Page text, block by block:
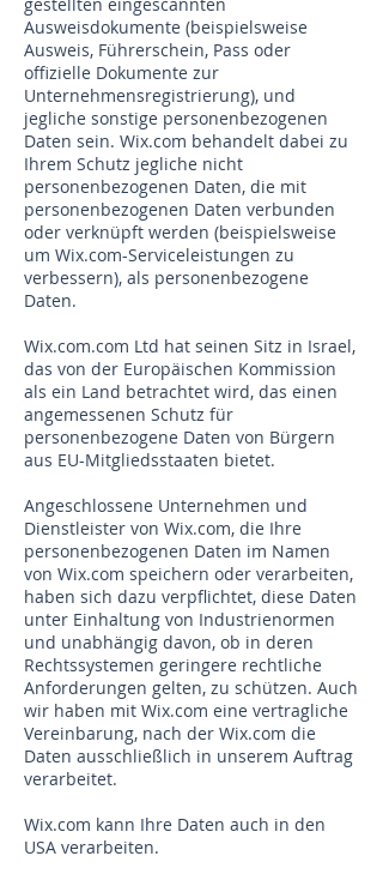
Ausweisdokumente (beispielsweise
Ausweis, Führerschein, Pass oder
offizielle Dokumente zur
Unternehmensregistrierung), und
jegliche sonstige personenbezogenen
Daten sein. Wix.com behandelt dabei zu
Ihrem Schutz jegliche nicht
personenbezogenen Daten, die mit
personenbezogenen Daten verbunden
oder verknüpft werden (beispielsweise
um Wix.com-Serviceleistungen zu
verbessern), als personenbezogene
Daten.
Wix.com.com Ltd hat seinen Sitz in Israel,
das von der Europäischen Kommission
als ein Land betrachtet wird, das einen
angemessenen Schutz für
personenbezogene Daten von Bürgern
aus EU-Mitgliedsstaaten bietet.
Angeschlossene Unternehmen und
Dienstleister von Wix.com, die Ihre
personenbezogenen Daten im Namen
von Wix.com speichern oder verarbeiten,
haben sich dazu verpflichtet, diese Daten
unter Einhaltung von Industrienormen
und unabhängig davon, ob in deren
Rechtssystemen geringere rechtliche
Anforderungen gelten, zu schützen. Auch
wir haben mit Wix.com eine vertragliche
Vereinbarung, nach der Wix.com die
Daten ausschließlich in unserem Auftrag
verarbeitet.
Wix.com kann Ihre Daten auch in den
USA verarbeiten.